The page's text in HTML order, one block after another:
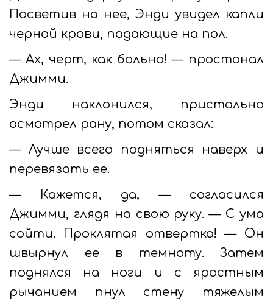
Посветив на нее, Энди увидел капли
черной крови, падающие на пол.
— Ах, черт, как больно! — простонал
Джимми.
Энди наклонился, пристально
осмотрел рану, потом сказал:
— Лучше всего подняться наверх и
перевязать ее.
— Кажется, да, — согласился
Джимми, глядя на свою руку. — С ума
сойти. Проклятая отвертка! — Он
швырнул ее в темноту. Затем
поднялся на ноги и с яростным
рычанием пнул стену тяжелым